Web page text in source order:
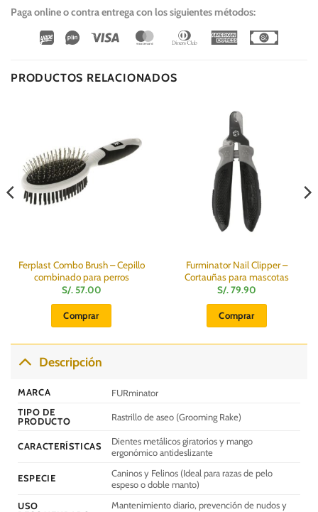
Paga online o contra entrega con los siguientes métodos:
Wirecard
Vipps Visa MasterCardDinners
American
PRODUCTOS RELACIONADOS
Ferplast Combo Brush – Cepillo
combinado para perros
S/.57.00
Comprar
Furminator Nail Clipper –
Cortauñas para mascotas
S/.79.90
Comprar
Descripción
MARCA
FURminator
TIPO DE
PRODUCTO
Rastrillo de aseo (Grooming Rake)
CARACTERÍSTICAS
Dientes metálicos giratorios y mango
ergonómico antideslizante
ESPECIE
Caninos y Felinos (Ideal para razas de pelo
espeso o doble manto)
USO
Mantenimiento diario, prevención de nudos y